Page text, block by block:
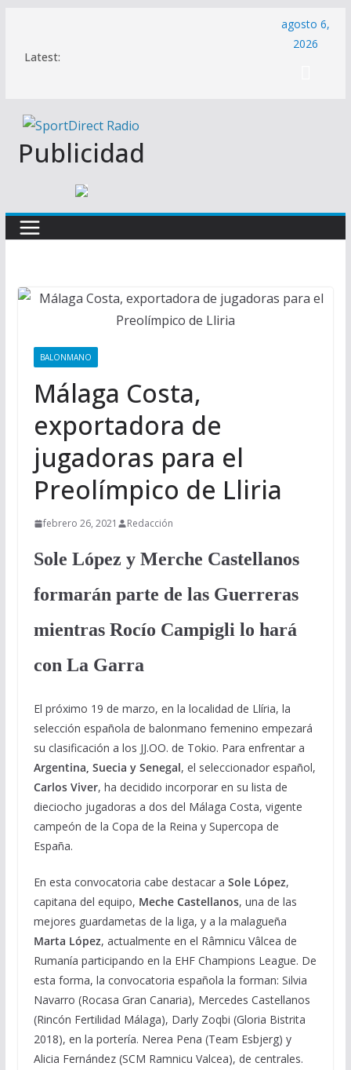
contenido
Latest:
agosto 6,
2026
Publicidad
BALONMANO
Málaga Costa,
exportadora de
jugadoras para el
Preolímpico de Lliria
febrero 26, 2021 Redacción
Sole López y Merche Castellanos
formarán parte de las Guerreras
mientras Rocío Campigli lo hará
con La Garra
El próximo 19 de marzo, en la localidad de Llíria, la
selección española de balonmano femenino empezará
su clasificación a los JJ.OO. de Tokio. Para enfrentar a
Argentina, Suecia y Senegal, el seleccionador español,
Carlos Viver, ha decidido incorporar en su lista de
dieciocho jugadoras a dos del Málaga Costa, vigente
campeón de la Copa de la Reina y Supercopa de
España.
En esta convocatoria cabe destacar a Sole López,
capitana del equipo, Meche Castellanos, una de las
mejores guardametas de la liga, y a la malagueña
Marta López, actualmente en el Râmnicu Vâlcea de
Rumanía participando en la EHF Champions League. De
esta forma, la convocatoria española la forman: Silvia
Navarro (Rocasa Gran Canaria), Mercedes Castellanos
(Rincón Fertilidad Málaga), Darly Zoqbi (Gloria Bistrita
2018), en la portería. Nerea Pena (Team Esbjerg) y
Alicia Fernández (SCM Ramnicu Valcea), de centrales.